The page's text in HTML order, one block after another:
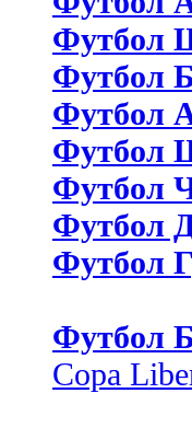
Футбол
Футбол
Футбол
Футбол
Футбол
Футбол
Футбол
Футбол
Copa